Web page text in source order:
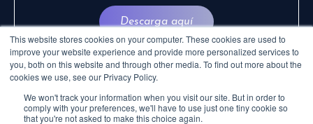
This website stores cookies on your computer. These cookies are used to
improve your website experience and provide more personalized services to
you, both on this website and through other media. To find out more about the
cookies we use, see our Privacy Policy.
We won't track your information when you visit our site. But in order to
comply with your preferences, we'll have to use just one tiny cookie so
that you're not asked to make this choice again.
Descarga aquí